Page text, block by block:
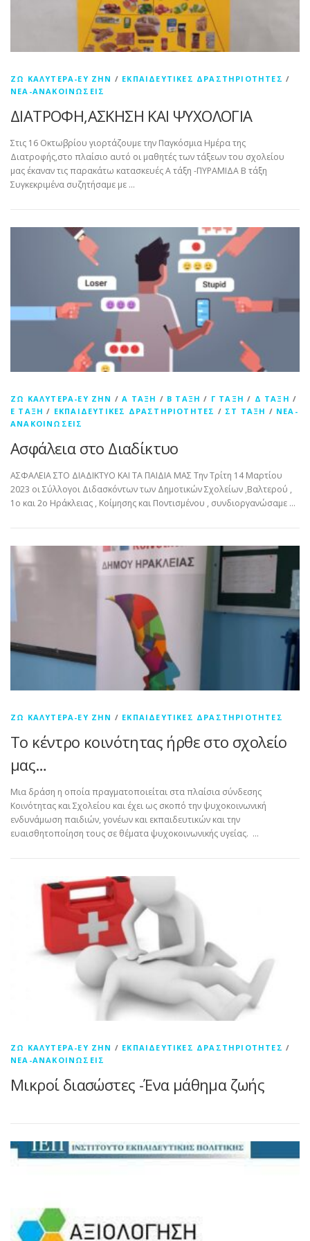
ΖΩ ΚΑΛΎΤΕΡΑ-ΕΥ ΖΗΝ / ΕΚΠΑΙΔΕΥΤΙΚΈΣ ΔΡΑΣΤΗΡΙΌΤΗΤΕΣ /
ΝΈΑ-ΑΝΑΚΟΙΝΏΣΕΙΣ
ΔΙΑΤΡΟΦΗ,ΑΣΚΗΣΗ ΚΑΙ ΨΥΧΟΛΟΓΙΑ
Στις 16 Οκτωβρίου γιορτάζουμε την Παγκόσμια Ημέρα της
Διατροφής,στο πλαίσιο αυτό οι μαθητές των τάξεων του σχολείου
μας έκαναν τις παρακάτω κατασκευές Α τάξη -ΠΥΡΑΜΙΔΑ Β τάξη
Συγκεκριμένα συζητήσαμε με …
ΖΩ ΚΑΛΎΤΕΡΑ-ΕΥ ΖΗΝ /Α ΤΆΞΗ / Β ΤΆΞΗ / Γ ΤΆΞΗ / Δ ΤΆΞΗ /
Ε ΤΆΞΗ / ΕΚΠΑΙΔΕΥΤΙΚΈΣ ΔΡΑΣΤΗΡΙΌΤΗΤΕΣ / ΣΤ ΤΆΞΗ / ΝΈΑ-
ΑΝΑΚΟΙΝΏΣΕΙΣ
Ασφάλεια στο Διαδίκτυο
ΑΣΦΑΛΕΙΑ ΣΤΟ ΔΙΑΔΙΚΤΥΟ ΚΑΙ ΤΑ ΠΑΙΔΙΑ ΜΑΣ Την Τρίτη 14 Μαρτίου
2023 οι Σύλλογοι Διδασκόντων των Δημοτικών Σχολείων ,Βαλτερού ,
1ο και 2ο Ηράκλειας , Κοίμησης και Ποντισμένου , συνδιοργανώσαμε …
ΖΩ ΚΑΛΎΤΕΡΑ-ΕΥ ΖΗΝ / ΕΚΠΑΙΔΕΥΤΙΚΈΣ ΔΡΑΣΤΗΡΙΌΤΗΤΕΣ
Το κέντρο κοινότητας ήρθε στο σχολείο
μας…
Μια δράση η οποία πραγματοποιείται στα πλαίσια σύνδεσης
Κοινότητας και Σχολείου και έχει ως σκοπό την ψυχοκοινωνική
ενδυνάμωση παιδιών, γονέων και εκπαιδευτικών και την
ευαισθητοποίηση τους σε θέματα ψυχοκοινωνικής υγείας. …
ΖΩ ΚΑΛΎΤΕΡΑ-ΕΥ ΖΗΝ / ΕΚΠΑΙΔΕΥΤΙΚΈΣ ΔΡΑΣΤΗΡΙΌΤΗΤΕΣ /
ΝΈΑ-ΑΝΑΚΟΙΝΏΣΕΙΣ
Μικροί διασώστες -Ένα μάθημα ζωής